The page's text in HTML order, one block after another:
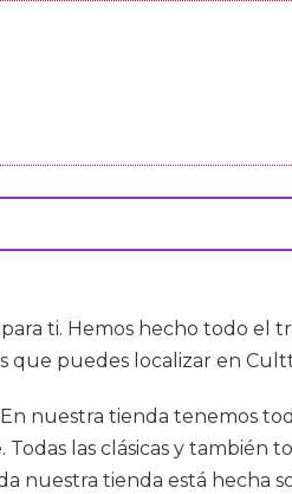
ti. Hemos hecho todo
que puedes localizar en
nuestra tienda tenemos
las clásicas y
nuestra tienda está hecha